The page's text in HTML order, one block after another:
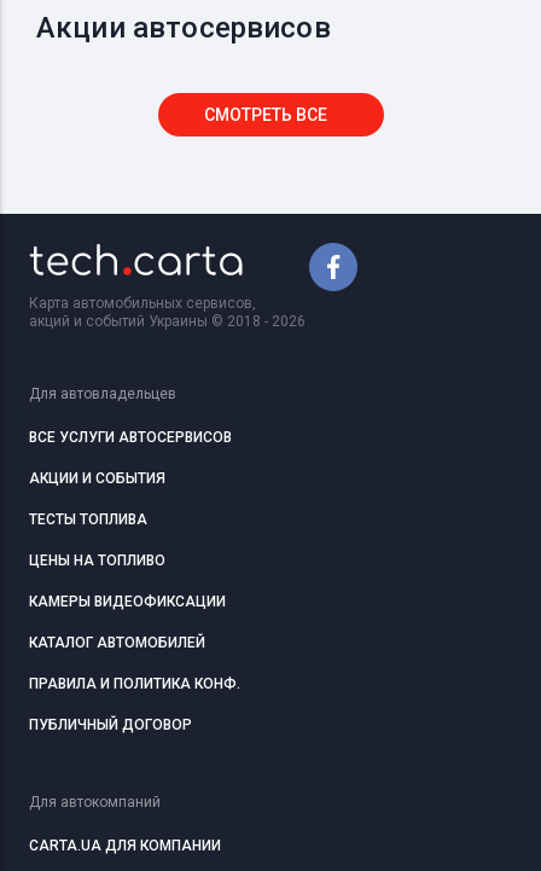
Акции автосервисов
СМОТРЕТЬ ВСЕ
Карта автомобильных сервисов,
акций и событий Украины © 2018 - 2026
Для автовладельцев
ВСЕ УСЛУГИ АВТОСЕРВИСОВ
АКЦИИ И СОБЫТИЯ
ТЕСТЫ ТОПЛИВА
ЦЕНЫ НА ТОПЛИВО
КАМЕРЫ ВИДЕОФИКСАЦИИ
КАТАЛОГ АВТОМОБИЛЕЙ
ПРАВИЛА И ПОЛИТИКА КОНФ.
ПУБЛИЧНЫЙ ДОГОВОР
Для автокомпаний
CARTA.UA ДЛЯ КОМПАНИИ